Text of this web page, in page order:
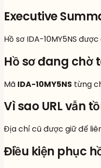
Executive
Hồ sơ IDA-10MY5NS
Hồ sơ đang chờ
Mã IDA-10MY5NS từng
Vì sao URL vẫn
Địa chỉ cũ được giữ để
Điều kiện phục